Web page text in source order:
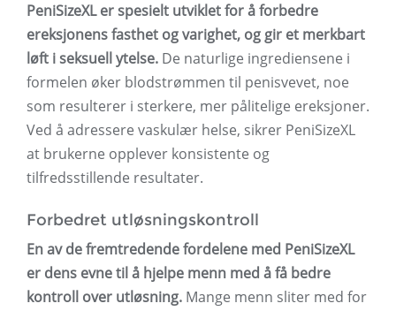
PeniSizeXL er spesielt utviklet for å forbedre
ereksjonens fasthet og varighet, og gir et merkbart
løft i seksuell ytelse. De naturlige ingrediensene i
formelen øker blodstrømmen til penisvevet, noe
som resulterer i sterkere, mer pålitelige ereksjoner.
Ved å adressere vaskulær helse, sikrer PeniSizeXL
at brukerne opplever konsistente og
tilfredsstillende resultater.
Forbedret utløsningskontroll
En av de fremtredende fordelene med PeniSizeXL
er dens evne til å hjelpe menn med å få bedre
kontroll over utløsning. Mange menn sliter med for